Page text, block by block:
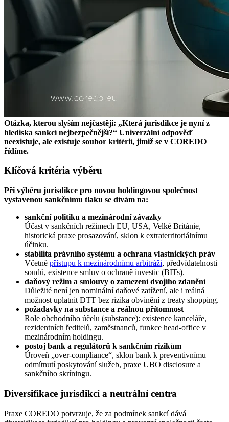
Otázka, kterou slyším nejčastěji: „Která jurisdikce je nyní z
hlediska sankcí nejbezpečnější?“ Univerzální odpověď
neexistuje, ale existuje soubor kritérií, jimiž se v COREDO
řídíme.
Klíčová kritéria výběru
Při výběru jurisdikce pro novou holdingovou společnost
vystavenou sankčnímu tlaku se dívám na:
sankční politiku a mezinárodní závazky
Účast v sankčních režimech EU, USA, Velké Británie,
historická praxe prosazování, sklon k extraterritoriálnímu
účinku.
stabilita právního systému a ochrana vlastnických práv
Včetně přístupu k mezinárodnímu arbitráži, předvídatelnosti
soudů, existence smluv o ochraně investic (BITs).
daňový režim a smlouvy o zamezení dvojího zdanění
Důležité není jen nominální daňové zatížení, ale i reálná
možnost uplatnit DTT bez rizika obvinění z treaty shopping.
požadavky na substance a reálnou přítomnost
Role obchodního účelu (substance): existence kanceláře,
rezidentních ředitelů, zaměstnanců, funkce head‑office v
mezinárodním holdingu.
postoj bank a regulátorů k sankčním rizikům
Úroveň „over‑compliance“, sklon bank k preventivnímu
odmítnutí poskytování služeb, praxe UBO disclosure a
sankčního skríningu.
Diversifikace jurisdikcí a neutrální centra
Praxe COREDO potvrzuje, že za podmínek sankcí dává